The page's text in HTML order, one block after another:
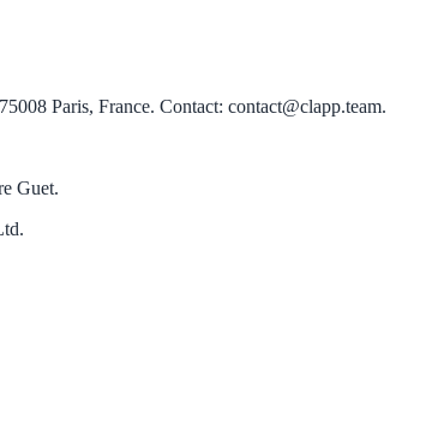
Paris, France. Contact: contact@clapp.team.
Guet.